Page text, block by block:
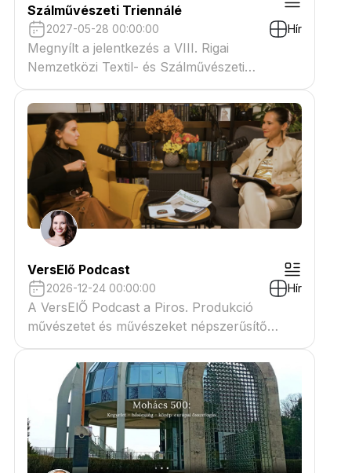
Szálművészeti Triennálé
2027-05-28 00:00:00 Hír
Megnyílt a jelentkezés a VIII. Rigai
Nemzetközi Textil- és Szálművészeti
Triennáléra
VersElő Podcast
2026-12-24 00:00:00 Hír
A VersElŐ Podcast a Piros. Produkció
művészetet és művészeket népszerűsítő
beszélgető műsora